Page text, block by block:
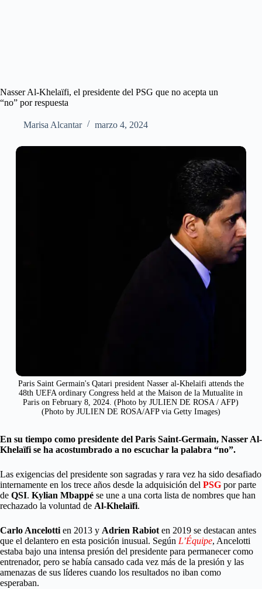
Nasser Al-Khelaïfi, el presidente del PSG que no acepta un
“no” por respuesta
Marisa Alcantar marzo 4, 2024
Paris Saint Germain's Qatari president Nasser al-Khelaifi attends the
48th UEFA ordinary Congress held at the Maison de la Mutualite in
Paris on February 8, 2024. (Photo by JULIEN DE ROSA / AFP)
(Photo by JULIEN DE ROSA/AFP via Getty Images)
En su tiempo como presidente del Paris Saint-Germain, Nasser Al-
Khelaïfi se ha acostumbrado a no escuchar la palabra “no”.
Las exigencias del presidente son sagradas y rara vez ha sido desafiado
internamente en los trece años desde la adquisición del PSG por parte
de QSI. Kylian Mbappé se une a una corta lista de nombres que han
rechazado la voluntad de Al-Khelaïfi.
Carlo Ancelotti en 2013 y Adrien Rabiot en 2019 se destacan antes
que el delantero en esta posición inusual. Según L’Équipe, Ancelotti
estaba bajo una intensa presión del presidente para permanecer como
entrenador, pero se había cansado cada vez más de la presión y las
amenazas de sus líderes cuando los resultados no iban como
esperaban.